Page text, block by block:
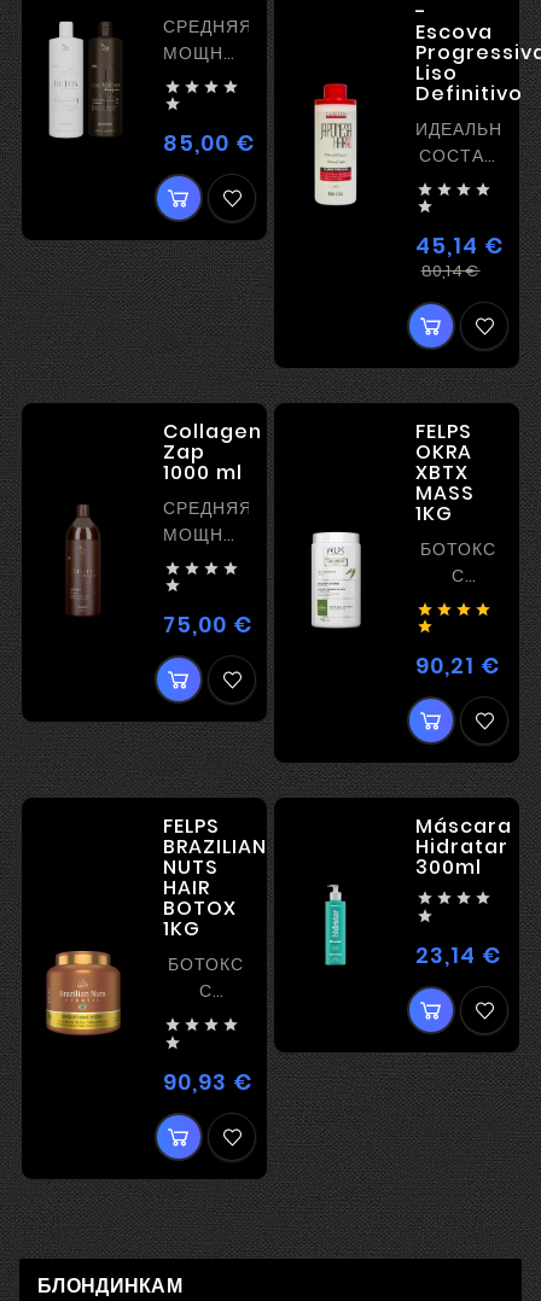
СРЕДНЯЯ
МОЩНОСТЬ
ВЫПРЯМЛЕНИЯ
   

85,00 €Цена
-
Escova
Liso
Definitivo
ИДЕАЛЬНЫЙ
СОСТАВ
ДЛЯ
ВОЛОС
   

45,14 €
80,14 €
цена
Цена
Collagen
Zap
1000 ml
СРЕДНЯЯ
МОЩНОСТЬ
ВЫПРЯМЛЕНИЯ
   

75,00 €Цена
FELPS
OKRA
XBTX
MASS
1KG
БОТОКС
С
ИДЕАЛЕН
ДЛЯ
БЛОНДА
   

90,21 €
FELPS
BRAZILIAN
NUTS
HAIR
BOTOX
1KG
БОТОКС
С
ВЫПРЯМЛЕНИЕМ
   

90,93 €Цена
Máscara
Hidratar
300ml
   

23,14 €
БЛОНДИНКАМ